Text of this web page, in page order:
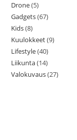
Drone(5)
Gadgets(67)
Kids(8)
Kuulokkeet(9)
Lifestyle(40)
Liikunta(14)
Valokuvaus(27)